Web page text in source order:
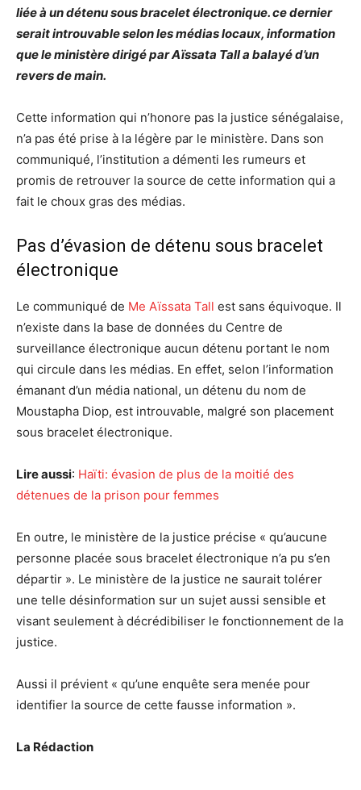
liée à un détenu sous bracelet électronique. ce dernier
serait introuvable selon les médias locaux, information
que le ministère dirigé par Aïssata Tall a balayé d’un
revers de main.
Cette information qui n’honore pas la justice sénégalaise,
n’a pas été prise à la légère par le ministère. Dans son
communiqué, l’institution a démenti les rumeurs et
promis de retrouver la source de cette information qui a
fait le choux gras des médias.
Pas d’évasion de détenu sous bracelet
électronique
Le communiqué de Me Aïssata Tall est sans équivoque. Il
n’existe dans la base de données du Centre de
surveillance électronique aucun détenu portant le nom
qui circule dans les médias. En effet, selon l’information
émanant d’un média national, un détenu du nom de
Moustapha Diop, est introuvable, malgré son placement
sous bracelet électronique.
Lire aussi: Haïti: évasion de plus de la moitié des
détenues de la prison pour femmes
En outre, le ministère de la justice précise « qu’aucune
personne placée sous bracelet électronique n’a pu s’en
départir ». Le ministère de la justice ne saurait tolérer
une telle désinformation sur un sujet aussi sensible et
visant seulement à décrédibiliser le fonctionnement de la
justice.
Aussi il prévient « qu’une enquête sera menée pour
identifier la source de cette fausse information ».
La Rédaction